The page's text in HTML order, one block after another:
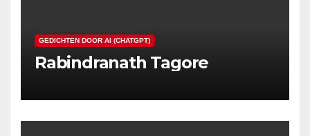
GEDICHTEN DOOR AI (CHATGPT)
Rabindranath Tagore